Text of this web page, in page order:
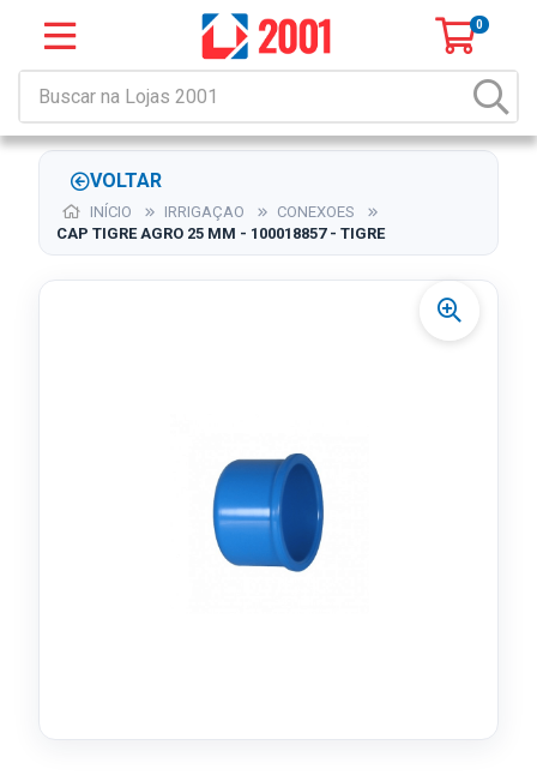
0
VOLTAR
INÍCIO IRRIGAÇAO
CONEXOES
CAP TIGRE AGRO 25 MM - 100018857 - TIGRE